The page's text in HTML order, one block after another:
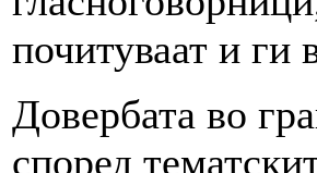
почитуваат и ги
Довербата во
според